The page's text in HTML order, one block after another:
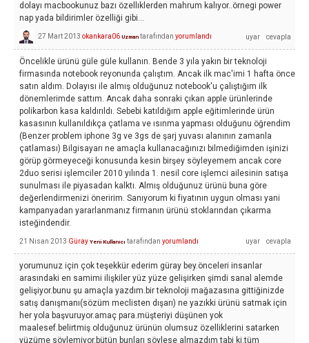
dolayı macbookunuz bazı özellıklerden mahrum kalıyor..örnegi power
nap yada bildirimler özelliği gibi...
27 Mart 2013 okankara06 Uzman tarafından yorumlandı
Öncelikle ürünü güle güle kullanın. Bende 3 yıla yakın bir teknoloji
firmasında notebook reyonunda çalıştım. Ancak ilk mac'imi 1 hafta önce
satın aldım. Dolayısı ile almış olduğunuz notebook'u çalıştığım ilk
dönemlerimde sattım. Ancak daha sonraki çıkan apple ürünlerinde
polikarbon kasa kaldırıldı. Sebebi katıldığım apple eğitimlerinde ürün
kasasının kullanıldıkça çatlama ve ısınma yapması olduğunu öğrendim
(Benzer problem iphone 3g ve 3gs de şarj yuvası alanının zamanla
çatlaması) Bilgisayarı ne amaçla kullanacağınızı bilmediğimden işinizi
görüp görmeyeceği konusunda kesin birşey söyleyemem ancak core
2duo serisi işlemciler 2010 yılında 1. nesil core işlemci ailesinin satışa
sunulması ile piyasadan kalktı. Almış olduğunuz ürünü buna göre
değerlendirmenizi öneririm. Sanıyorum ki fiyatının uygun olması yani
kampanyadan yararlanmanız firmanın ürünü stoklarından çıkarma
isteğindendir.
21 Nisan 2013 Güray Yeni Kullanıcı tarafından yorumlandı
yorumunuz için çok teşekkür ederim güray bey.önceleri insanlar
arasındaki en samimi ilişkiler yüz yüze gelişirken şimdi sanal alemde
gelişiyor.bunu şu amaçla yazdım.bir teknoloji mağazasına gittiğinizde
satış danışmanı(sözüm meclisten dışarı) ne yazıkki ürünü satmak için
her yola başvuruyor.amaç para.müşteriyi düşünen yok
maalesef.belirtmiş olduğunuz ürünün olumsuz özelliklerini satarken
yüzüme söylemiyor.bütün bunları söylese almazdım tabi ki.tüm